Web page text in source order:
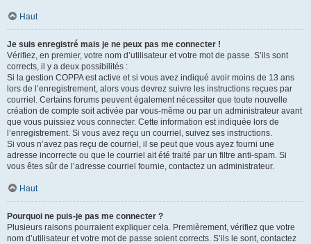
Haut
Je suis enregistré mais je ne peux pas me connecter !
Vérifiez, en premier, votre nom d’utilisateur et votre mot de passe. S’ils sont
corrects, il y a deux possibilités :
Si la gestion COPPA est active et si vous avez indiqué avoir moins de 13 ans
lors de l’enregistrement, alors vous devrez suivre les instructions reçues par
courriel. Certains forums peuvent également nécessiter que toute nouvelle
création de compte soit activée par vous-même ou par un administrateur avant
que vous puissiez vous connecter. Cette information est indiquée lors de
l’enregistrement. Si vous avez reçu un courriel, suivez ses instructions.
Si vous n’avez pas reçu de courriel, il se peut que vous ayez fourni une
adresse incorrecte ou que le courriel ait été traité par un filtre anti-spam. Si
vous êtes sûr de l’adresse courriel fournie, contactez un administrateur.
Haut
Pourquoi ne puis-je pas me connecter ?
Plusieurs raisons pourraient expliquer cela. Premièrement, vérifiez que votre
nom d’utilisateur et votre mot de passe soient corrects. S’ils le sont, contactez